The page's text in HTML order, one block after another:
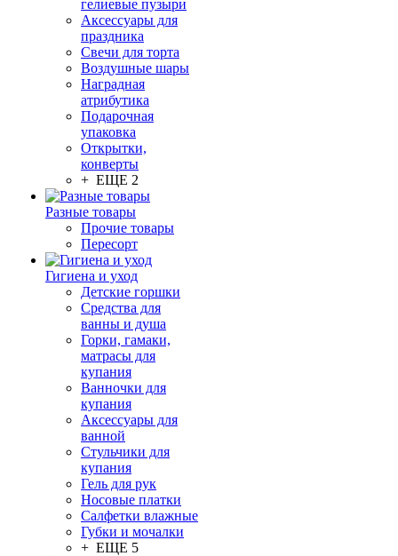
гелиевые пузыри
Аксессуары для
праздника
Свечи для торта
Воздушные шары
Наградная
атрибутика
Подарочная
упаковка
Открытки,
конверты
+ ЕЩЕ 2
Разные товары
Прочие товары
Пересорт
Гигиена и уход
Детские горшки
Средства для
ванны и душа
Горки, гамаки,
матрасы для
купания
Ванночки для
купания
Аксессуары для
ванной
Стульчики для
купания
Гель для рук
Носовые платки
Салфетки влажные
Губки и мочалки
+ ЕЩЕ 5